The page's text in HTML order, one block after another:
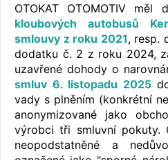
OTOKAT OTOMOTIV
kloubových autobusů
smlouvy z roku 2021, resp.
dodatku č. 2 z roku 2024,
uzavřené dohody o
smluv 6. listopadu 2025
vady s plněním (konkrétní
anonymizované jako
výrobci tři smluvní pokuty.
neopodstatněné a